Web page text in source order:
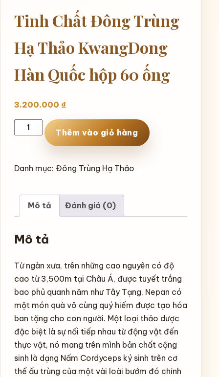
Tinh Chất Đông Trùng
Hạ Thảo KwangDong
Hàn Quốc hộp 60 ống
3.200.000 ₫
Tinh
Chất
Trùng
KwangDong
Hàn
hộp
ống
số
lượng
Thêm vào giỏ hàng
Danh mục: Đông Trùng Hạ Thảo
Mô tả Đánh giá (0)
Mô tả
Từ ngàn xưa, trên những cao nguyên có độ
cao từ 3,500m tại Châu Á, được tuyết trắng
bao phủ quanh năm như Tây Tạng, Nepan có
một món quà vô cùng quý hiếm được tạo hóa
ban tặng cho con người. Một loại thảo dược
đặc biệt là sự nối tiếp nhau từ động vật đến
thực vật, nó mang trên mình bản chất cộng
sinh là dạng Nấm Cordyceps ký sinh trên cơ
thể ấu trùng của một vài loài bướm đó chính